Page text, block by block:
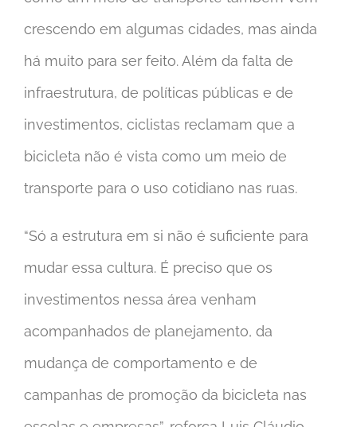
crescendo em algumas cidades, mas ainda
há muito para ser feito. Além da falta de
infraestrutura, de políticas públicas e de
investimentos, ciclistas reclamam que a
bicicleta não é vista como um meio de
transporte para o uso cotidiano nas ruas.
“Só a estrutura em si não é suficiente para
mudar essa cultura. É preciso que os
investimentos nessa área venham
acompanhados de planejamento, da
mudança de comportamento e de
campanhas de promoção da bicicleta nas